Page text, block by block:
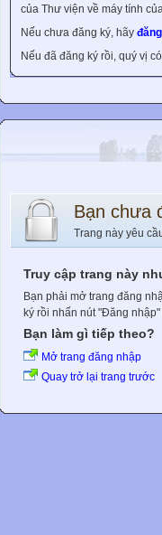
của Thư viện về máy tính
Nếu chưa đăng ký, hãy
Nếu đã đăng ký rồi, quý vị
Bạn chưa
Trang này yêu
Truy cập trang này
Bạn phải mở trang đăng
ký rồi nhấn nút "Đăng
Bạn làm gì tiếp theo?
Mở trang đăng nhập
Quay trở lại trang trước